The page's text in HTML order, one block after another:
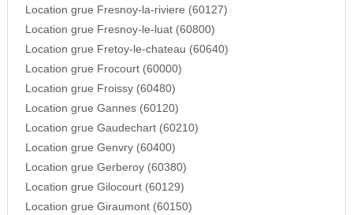
Location grue Fresnoy-la-riviere (60127)
Location grue Fresnoy-le-luat (60800)
Location grue Fretoy-le-chateau (60640)
Location grue Frocourt (60000)
Location grue Froissy (60480)
Location grue Gannes (60120)
Location grue Gaudechart (60210)
Location grue Genvry (60400)
Location grue Gerberoy (60380)
Location grue Gilocourt (60129)
Location grue Giraumont (60150)